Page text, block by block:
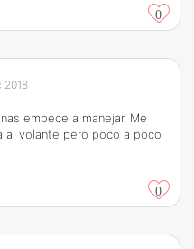
0
2018
empece a manejar. Me
al volante pero poco a poco
0